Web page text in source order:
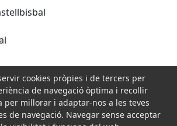
de:
cookies pròpies i de tercers per
de navegació òptima i recollir
per millorar i adaptar-nos a les teves
de navegació. Navegar sense acceptar